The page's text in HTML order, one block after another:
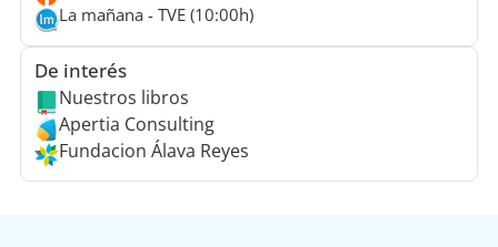
La mañana - TVE (10:00h)
De interés
Nuestros libros
Apertia Consulting
Fundacion Álava Reyes